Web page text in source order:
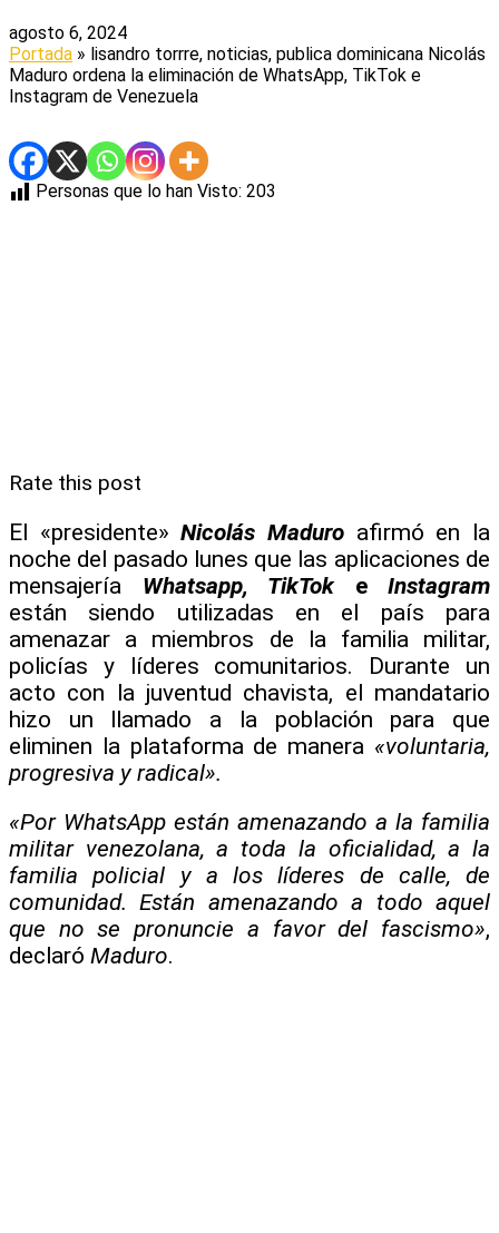
agosto 6, 2024
Portada » lisandro torrre, noticias, publica dominicana Nicolás
Maduro ordena la eliminación de WhatsApp, TikTok e
Instagram de Venezuela
Personas que lo han Visto: 203
Rate this post
El «presidente»Nicolás Maduro afirmó en la
noche del pasado lunes que las aplicaciones de
mensajería Whatsapp, TikToke Instagram
están siendo utilizadas en el país para
amenazar a miembros de la familia militar,
policías y líderes comunitarios. Durante un
acto con la juventud chavista, el mandatario
hizo un llamado a la población para que
eliminen la plataforma de manera «voluntaria,
progresiva y radical».
«Por WhatsApp están amenazando a la familia
militar venezolana, a toda la oficialidad, a la
familia policial y a los líderes de calle, de
comunidad. Están amenazando a todo aquel
que no se pronuncie a favor del fascismo»,
declaró Maduro.